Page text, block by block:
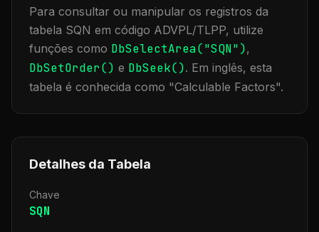
Para consultar ou manipular os registros da
tabela SQN em código ADVPL/TLPP, utilize
funções como DbSelectArea("SQN"),
DbSetOrder() e DbSeek(). Em inglês, esta
tabela é conhecida como "Calculable Factors".
Detalhes da Tabela
Chave
SQN